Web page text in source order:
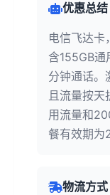
优惠总结
电信飞达
含155GB
分钟通话。
且流量按
用流量和
餐有效期为
物流方式